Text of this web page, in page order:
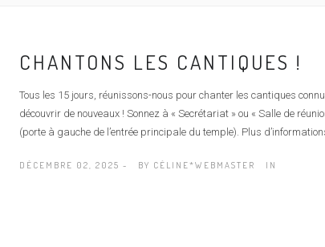
CHANTONS LES CANTIQUES !
Tous les 15 jours, réunissons-nous pour chanter les cantiques
découvrir de nouveaux ! Sonnez à « Secrétariat » ou « Salle de
(porte à gauche de l’entrée principale du temple). Plus d’informations
DÉCEMBRE 02, 2025 - BY CÉLINE*WEBMASTER IN